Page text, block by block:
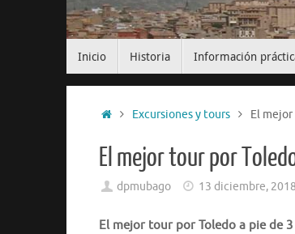
Inicio Historia Información
InicioExcursiones y tours El
El mejor tour por
dpmubago 13 diciembre, 2018
El mejor tour por Toledo a pie de